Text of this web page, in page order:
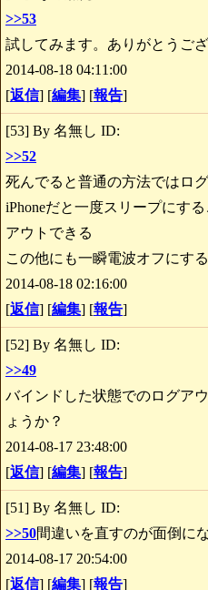
>>53
試してみます。ありがとうご
2014-08-18 04:11:00
[返信] [編集] [報告]
[53] By 名無し ID:
>>52
死んでると普通の方法ではロ
iPhoneだと一度スリープにす
アウトできる
この他にも一瞬電波オフにす
2014-08-18 02:16:00
[返信] [編集] [報告]
[52] By 名無し ID:
>>49
バインドした状態でのログア
ょうか？
2014-08-17 23:48:00
[返信] [編集] [報告]
[51] By 名無し ID:
>>50間違いを直すのが面倒に
2014-08-17 20:54:00
[返信] [編集] [報告]